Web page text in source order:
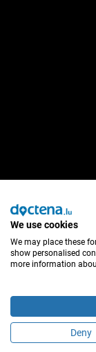
We use cookies
We may place these
show personalised
more information
Deny